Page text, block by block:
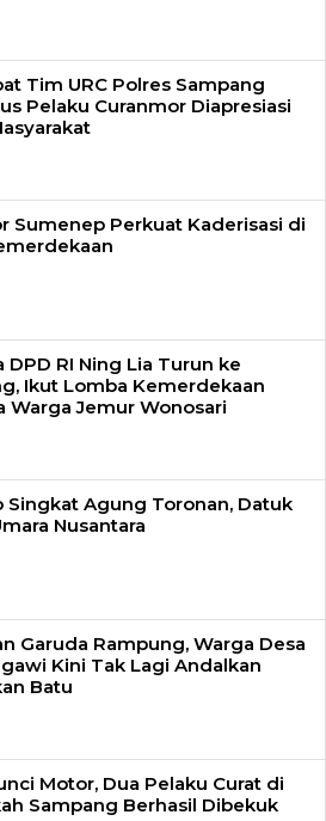
Tim URC Polres Sampang
Pelaku Curanmor Diapresiasi
Sumenep Perkuat Kaderisasi di
RI Ning Lia Turun ke
Ikut Lomba Kemerdekaan
Warga Jemur Wonosari
Singkat Agung Toronan, Datuk
Nusantara
Garuda Rampung, Warga Desa
Kini Tak Lagi Andalkan
Batu
Motor, Dua Pelaku Curat di
Sampang Berhasil Dibekuk